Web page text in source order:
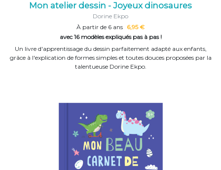
Mon atelier dessin - Joyeux dinosaures
Dorine Ekpo
À partir de 6 ans 6,95 €
avec 16 modèles expliqués pas à pas !
Un livre d'apprentissage du dessin parfaitement adapté aux enfants,
grâce à l'explication de formes simples et toutes douces proposées par la
talentueuse Dorine Ekpo.